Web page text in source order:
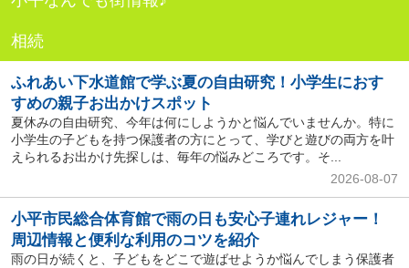
相続
ふれあい下水道館で学ぶ夏の自由研究！小学生におす
すめの親子お出かけスポット
夏休みの自由研究、今年は何にしようかと悩んでいませんか。特に
小学生の子どもを持つ保護者の方にとって、学びと遊びの両方を叶
えられるお出かけ先探しは、毎年の悩みどころです。そ...
2026-08-07
小平市民総合体育館で雨の日も安心子連れレジャー！
周辺情報と便利な利用のコツを紹介
雨の日が続くと、子どもをどこで遊ばせようか悩んでしまう保護者